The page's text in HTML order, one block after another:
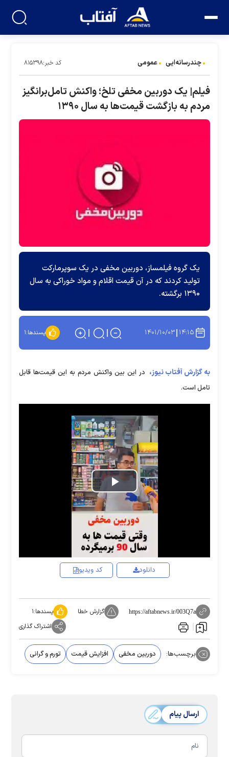
چندرسانه‌ایی عمومی کد خبر:۸۱۵۳۹۸
فیلم| یک دوربین مخفی تلخ؛ واکنش تامل‌برانگیز
مردم به بازگشت قیمت‌ها به سال ۱۳۹۰
یک گروه فیلمساز، دوربین مخفی در یک سوپرمارکت
تولید کردند که در آن قیمت اقلام و مواد خوراکی به سال
۱۳۹۰ برگشته.
۱۴:۱۵ ۱۴۰۱/۱۰/۰۳ پسندها:۱
به گزارش آفتاب نیوز، در این بین واکنش مردم به این قیمت‌ها قابل
تامل است.
Play
Video
کد ویدیو دانلود
https://aftabnews.ir/003Q7a گزارش خطا پسندها:۱
اشتراک گذاری
برچسب‌ها: دوربین مخفی افزایش قیمت تورم و گرانی
ارسال پیام